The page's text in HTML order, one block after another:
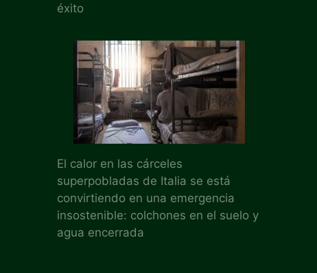
éxito
El calor en las cárceles
superpobladas de Italia se está
convirtiendo en una emergencia
insostenible: colchones en el suelo y
agua encerrada